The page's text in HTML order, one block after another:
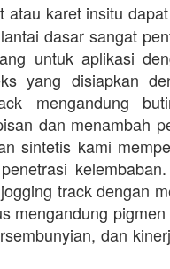
atau karet insitu
dasar sangat
untuk aplikasi
yang disiapkan
mengandung
dan menambah
sintetis kami
track dengan
mengandung
dan